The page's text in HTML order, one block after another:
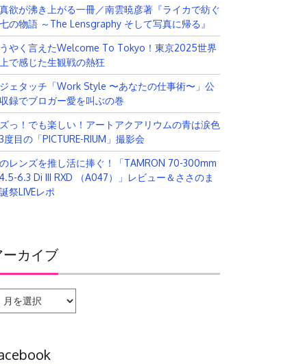
欲が沸き上がる一冊／南雲暁彦著『ライカで紡ぐ
の物語 ～The Lensgraphy そして写真に帰る』
やく言えたWelcome To Tokyo！東京2025世界
で感じた生観戦の熱狂
ェタッチ「Work Style 〜あなたの仕事術〜」公
録でブロガー愛を叫ぶの巻
っ！でも楽しい！アートアクアリウムの青は涙色
度目の「PICTURE-RIUM」撮影会
レンズを推し活に捧ぐ！「TAMRON 70-300mm
6.3 Di III RXD （A047）」レビュー＆ささのま
祭LIVEレポ
ーカイブ